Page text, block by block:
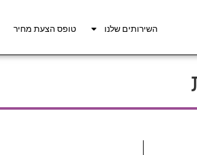
השירותים שלנו טופס הצעת מחיר